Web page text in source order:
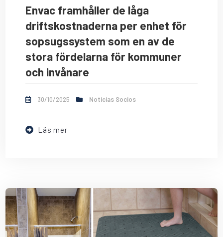
Envac framhåller de låga
driftskostnaderna per enhet för
sopsugssystem som en av de
stora fördelarna för kommuner
och invånare
30/10/2025 Noticias Socios
Läs mer